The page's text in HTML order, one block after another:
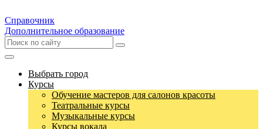
Справочник
Дополнительное образование
Выбрать город
Курсы
Обучение мастеров для салонов красоты
Театральные курсы
Музыкальные курсы
Курсы вокала